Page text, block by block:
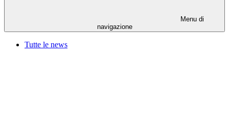
Menu di
navigazione
Tutte le news